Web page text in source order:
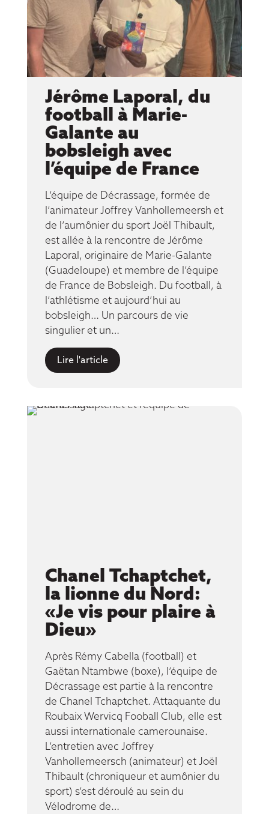
Jérôme Laporal, du
football à Marie-
Galante au
bobsleigh avec
l’équipe de France
L’équipe de Décrassage, formée de
l’animateur Joffrey Vanhollemeersh et
de l’aumônier du sport Joël Thibault,
est allée à la rencontre de Jérôme
Laporal, originaire de Marie-Galante
(Guadeloupe) et membre de l’équipe
de France de Bobsleigh. Du football, à
l’athlétisme et aujourd’hui au
bobsleigh… Un parcours de vie
singulier et un…
Lire l'article
Chanel Tchaptchet,
la lionne du Nord:
«Je vis pour plaire à
Dieu»
Après Rémy Cabella (football) et
Gaëtan Ntambwe (boxe), l’équipe de
Décrassage est partie à la rencontre
de Chanel Tchaptchet. Attaquante du
Roubaix Wervicq Fooball Club, elle est
aussi internationale camerounaise.
L’entretien avec Joffrey
Vanhollemeersch (animateur) et Joël
Thibault (chroniqueur et aumônier du
sport) s’est déroulé au sein du
Vélodrome de…